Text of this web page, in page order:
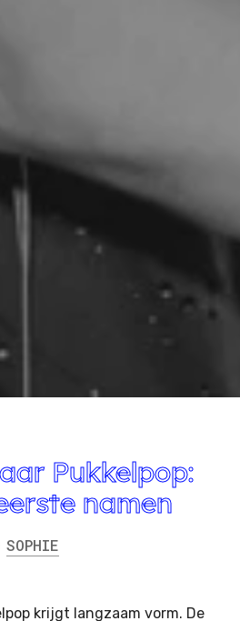
Pukkelpop:
namen
SOPHIE
krijgt langzaam vorm. De